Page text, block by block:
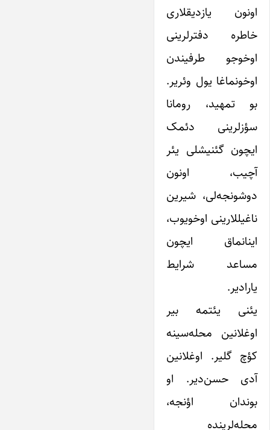
اونون یازدیقلاری
خاطره دفترلرینی
اوخوجو طرفیندن
اوخونماغا یول وئریر.
بو تمهید، رومانا
سؤزلرینی دئمک
ایچون گئنیشلی یئر
آچیب، اونون
دوشونجه‌لی، شیرین
ناغیللارینی اوخویوب،
اینانماق ایچون
مساعد شرایط
یارادیر.
یئنی یئتمه بیر
اوغلانین محله‌سینه
کؤچ گلیر. اوغلانین
آدی حسن‌دیر. او
بوندان اؤنجه،
محله‌لرینده